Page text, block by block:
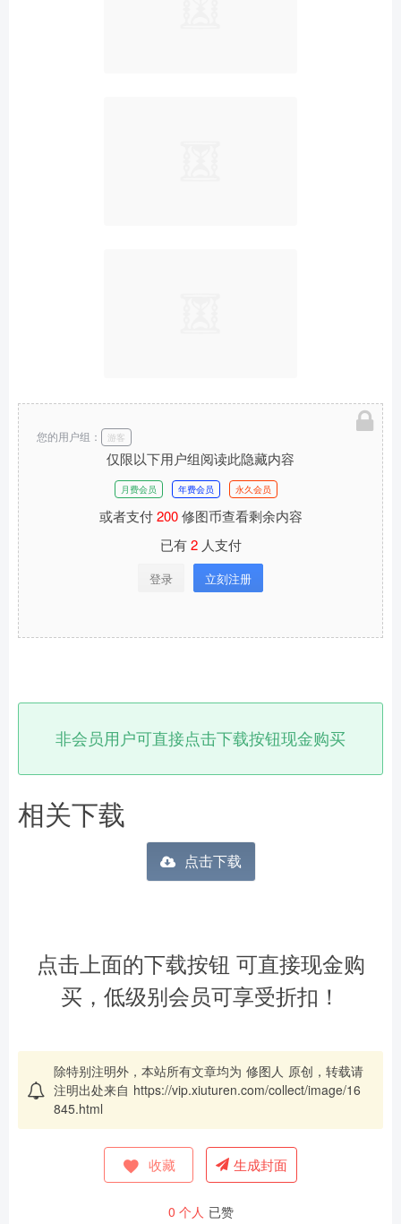
仅限以下用户组阅读此隐藏内容
月费会员 年费会员 永久会员
或者支付200修图币查看剩余内容
已有2人支付
登录 立刻注册
您的用户组： 游客
非会员用户可直接点击下载按钮现金购买
相关下载
点击下载
点击上面的下载按钮 可直接现金购
买，低级别会员可享受折扣！
除特别注明外，本站所有文章均为 修图人 原创，转载请
注明出处来自 https://vip.xiuturen.com/collect/image/16
845.html
收藏 生成封面
0 个人 已赞